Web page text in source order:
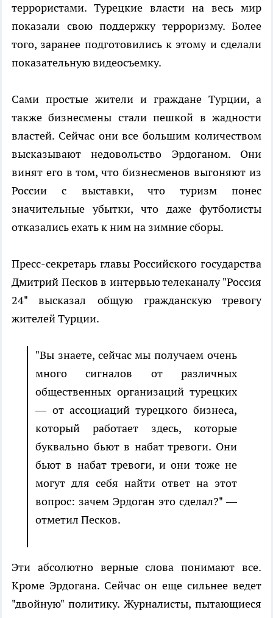
террористами. Турецкие власти на весь мир
показали свою поддержку терроризму. Более
того, заранее подготовились к этому и сделали
показательную видеосъемку.
Сами простые жители и граждане Турции, а
также бизнесмены стали пешкой в жадности
властей. Сейчас они все большим количеством
высказывают недовольство Эрдоганом. Они
винят его в том, что бизнесменов выгоняют из
России с выставки, что туризм понес
значительные убытки, что даже футболисты
отказались ехать к ним на зимние сборы.
Пресс-секретарь главы Российского государства
Дмитрий Песков в интервью телеканалу "Россия
24" высказал общую гражданскую тревогу
жителей Турции.
"Вы знаете, сейчас мы получаем очень
много сигналов от различных
общественных организаций турецких
— от ассоциаций турецкого бизнеса,
который работает здесь, которые
буквально бьют в набат тревоги. Они
бьют в набат тревоги, и они тоже не
могут для себя найти ответ на этот
вопрос: зачем Эрдоган это сделал?" —
отметил Песков.
Эти абсолютно верные слова понимают все.
Кроме Эрдогана. Сейчас он еще сильнее ведет
"двойную" политику. Журналисты, пытающиеся